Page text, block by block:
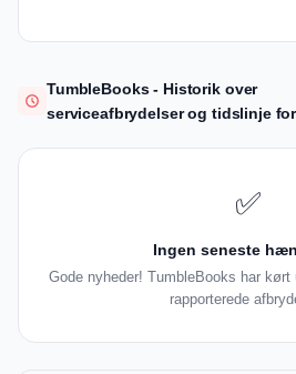
TumbleBooks - Historik over
serviceafbrydelser og tidslinje
✅
Ingen seneste
Gode nyheder! TumbleBooks har kørt
rapporterede